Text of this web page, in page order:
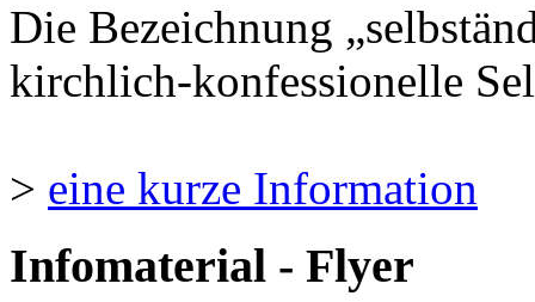
Die Bezeichnung
kirchlich-konfessionelle
> eine kurze Information
Infomaterial - Flyer